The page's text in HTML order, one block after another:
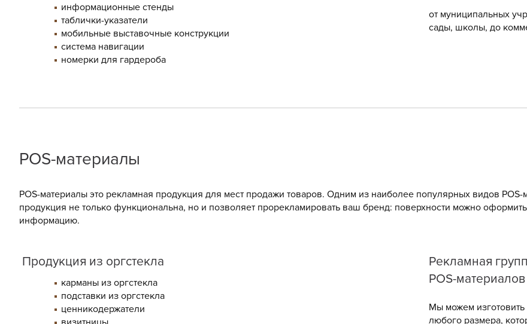
информационные стенды
таблички-указатели
мобильные выставочные конструкции
система навигации
номерки для гардероба
от муниципальных
сады, школы, до
POS-материалы
POS-материалы это рекламная продукция для мест продажи товаров. Одним из наиболее популярных видов POS-
продукция не только функциональна, но и позволяет прорекламировать ваш бренд: поверхности можно
информацию.
Продукция из оргстекла
карманы из оргстекла
подставки из оргстекла
ценникодержатели
Рекламная
POS-
Мы можем изготовить
любого размера,